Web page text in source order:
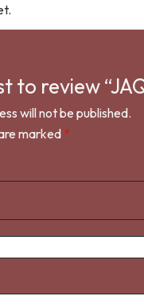
to review
will not be published.
marked *